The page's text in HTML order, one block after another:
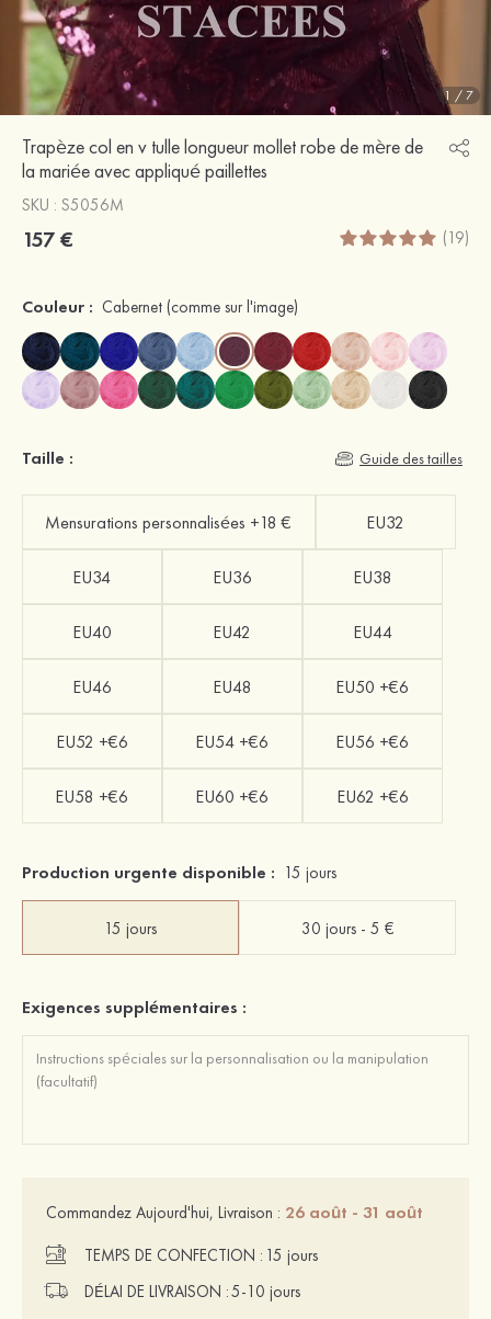
1 /7
Trapèze col en v tulle longueur mollet robe de mère de
la mariée avec appliqué paillettes
SKU : S5056M
157 € (19)
Couleur : Cabernet (comme sur l'image)
Taille : Guide des tailles
Mensurations personnalisées +18 € EU32
EU34 EU36 EU38
EU40 EU42 EU44
EU46 EU48 EU50 +€6
EU52 +€6 EU54 +€6 EU56 +€6
EU58 +€6 EU60 +€6 EU62 +€6
Production urgente disponible : 15 jours
15 jours 30 jours - 5 €
Exigences supplémentaires :
Commandez Aujourd'hui, Livraison : 26 août - 31 août
TEMPS DE CONFECTION : 15 jours
DÉLAI DE LIVRAISON :5-10 jours